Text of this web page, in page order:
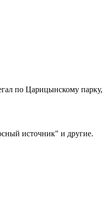
по Царицынскому парку,
источник" и другие.